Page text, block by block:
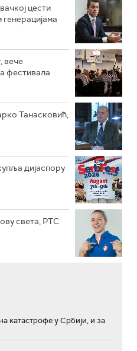
цести
вече
фестивала
Танасковић,
дијаспору
света, РТС
катастрофе у Србији, и за